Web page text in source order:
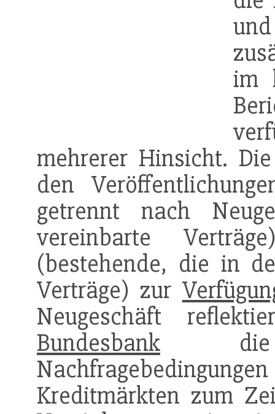
im
mehrerer Hinsicht.
den
getrennt nach
vereinbarte
(bestehende, die in
Verträge) zur
Neugeschäft
Bundesbank die
Kreditmärkten zum